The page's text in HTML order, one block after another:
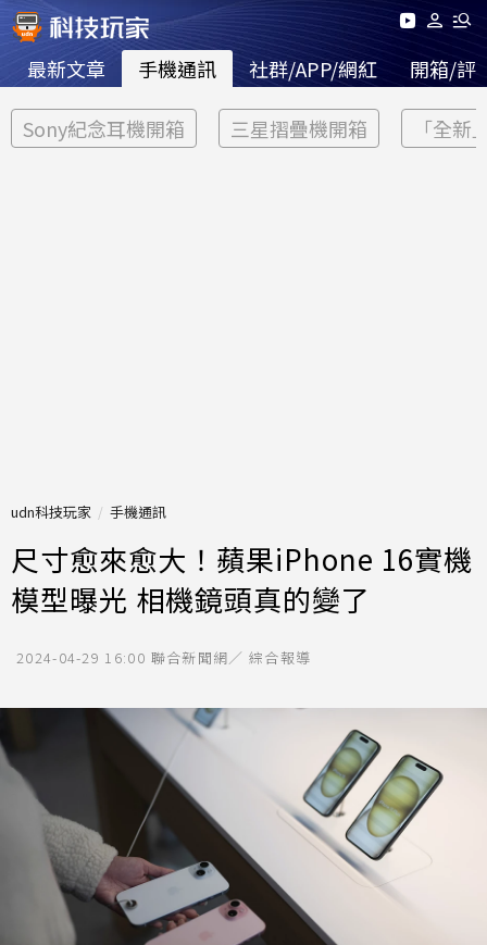
最新文章 手機通訊 社群/APP/網紅 開箱/評
Sony紀念耳機開箱 三星摺疊機開箱 「全新
udn科技玩家 手機通訊
尺寸愈來愈大！蘋果iPhone 16實機
模型曝光 相機鏡頭真的變了
2024-04-29 16:00 聯合新聞網／ 綜合報導